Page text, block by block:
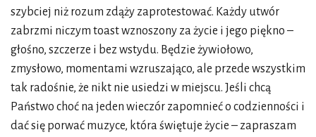
szybciej niż rozum zdąży zaprotestować. Każdy utwór
zabrzmi niczym toast wznoszony za życie i jego piękno –
głośno, szczerze i bez wstydu. Będzie żywiołowo,
zmysłowo, momentami wzruszająco, ale przede wszystkim
tak radośnie, że nikt nie usiedzi w miejscu. Jeśli chcą
Państwo choć na jeden wieczór zapomnieć o codzienności i
dać się porwać muzyce, która świętuje życie – zapraszam